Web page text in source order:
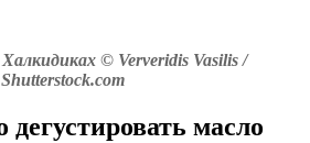
© Ververidis Vasilis /
Shutterstock.com
масло